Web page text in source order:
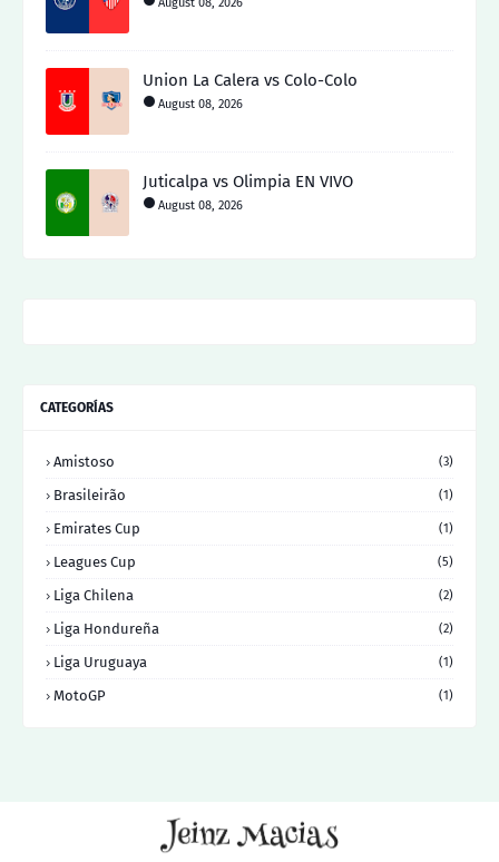
Union La Calera vs Colo-Colo
August 08, 2026
Juticalpa vs Olimpia EN VIVO
August 08, 2026
CATEGORÍAS
Amistoso (3)
Brasileirão (1)
Emirates Cup (1)
Leagues Cup (5)
Liga Chilena (2)
Liga Hondureña (2)
Liga Uruguaya (1)
MotoGP (1)